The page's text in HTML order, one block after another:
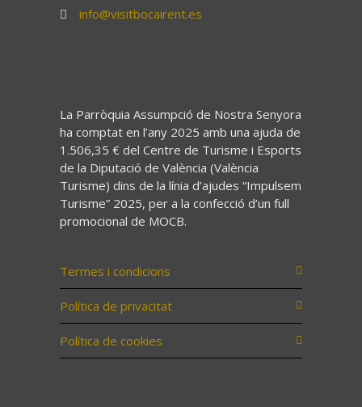
info@visitbocairent.es
La Parròquia Assumpció de Nostra Senyora
ha comptat en l’any 2025 amb una ajuda de
1.506,35 € del Centre de Turisme i Esports
de la Diputació de València (València
Turisme) dins de la línia d’ajudes “Impulsem
Turisme” 2025, per a la confecció d’un full
promocional de MOCB.
Termes i condicions
Política de privacitat
Política de cookies